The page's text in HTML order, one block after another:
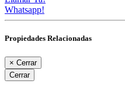
Whatsapp!
Propiedades Relacionadas
× Cerrar
Cerrar